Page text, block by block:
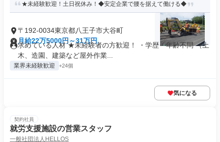
★未経験歓迎！土日祝休み！◆安定企業で腰を据えて働ける◆
〒192-0034東京都八王子市大谷町
月給22万5000円～31万円
求めている人材 ★未経験者の方歓迎！ ・学歴・年齢不問 （土
木、造園、建築など屋外作業...
業界未経験歓迎 +24個
気になる
契約社員
就労支援施設の営業スタッフ
一般社団法人HELLOS